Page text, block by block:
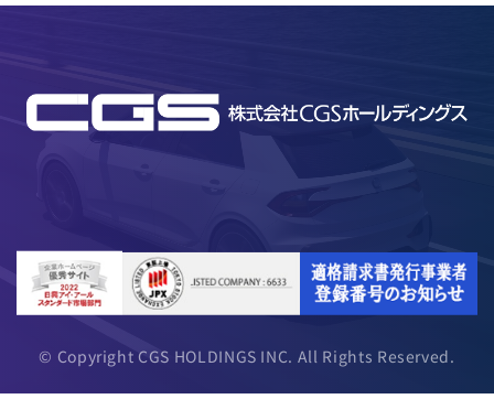
© Copyright CGS HOLDINGS INC. All Rights Reserved.